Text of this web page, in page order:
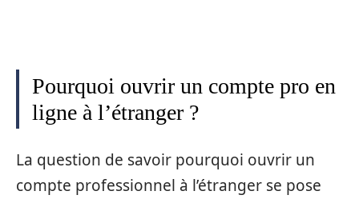
Pourquoi ouvrir un compte pro en
ligne à l’étranger ?
La question de savoir pourquoi ouvrir un
compte professionnel à l’étranger se pose